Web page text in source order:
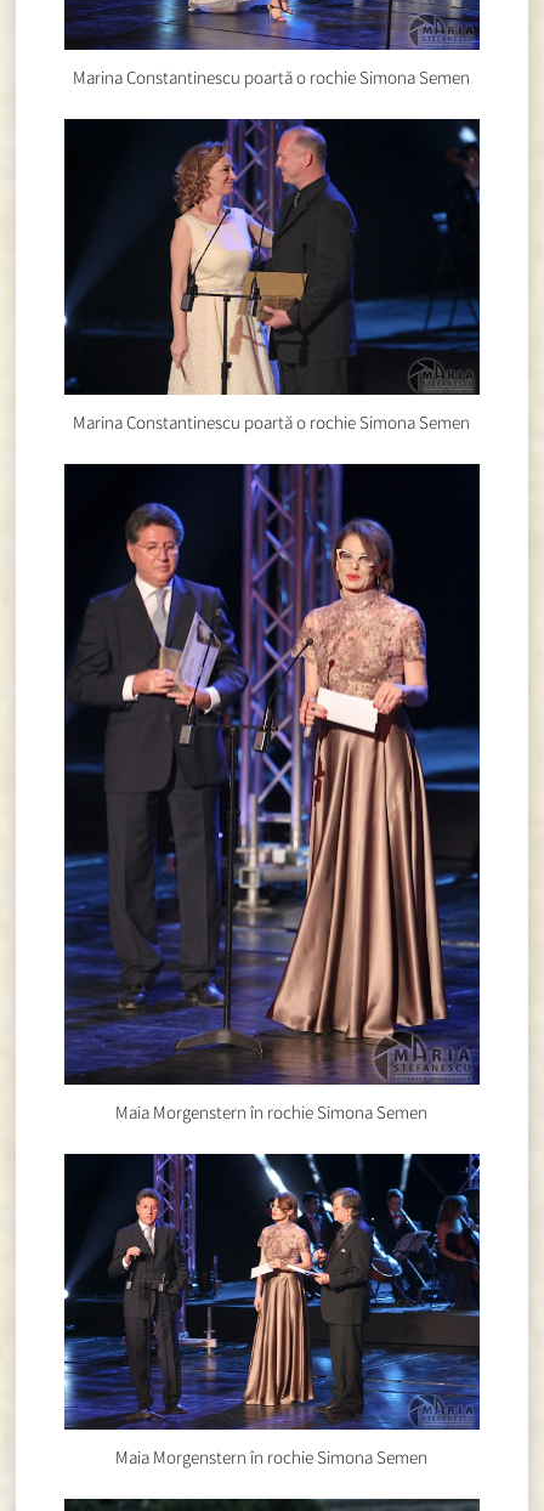
Marina Constantinescu poartă o rochie Simona Semen
Marina Constantinescu poartă o rochie Simona Semen
Maia Morgenstern în rochie Simona Semen
Maia Morgenstern în rochie Simona Semen